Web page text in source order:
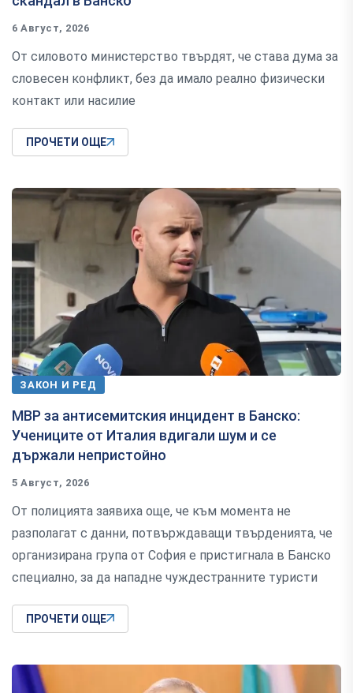
6 Август, 2026
От силовото министерство твърдят, че става дума за
словесен конфликт, без да имало реално физически
контакт или насилие
ПРОЧЕТИ ОЩЕ
ЗАКОН И РЕД
МВР за антисемитския инцидент в Банско:
Учениците от Италия вдигали шум и се
държали непристойно
5 Август, 2026
От полицията заявиха още, че към момента не
разполагат с данни, потвърждаващи твърденията, че
организирана група от София е пристигнала в Банско
специално, за да нападне чуждестранните туристи
ПРОЧЕТИ ОЩЕ